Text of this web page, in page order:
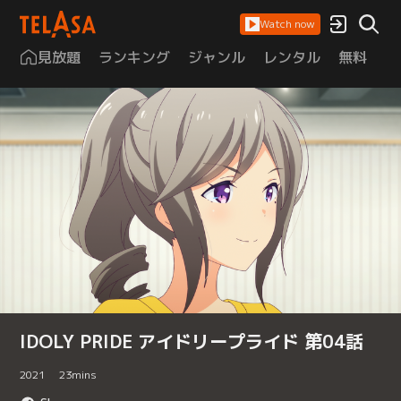
Watch now
見放題 ランキング ジャンル レンタル 無料
IDOLY PRIDE アイドリープライド 第04話
2021 23mins